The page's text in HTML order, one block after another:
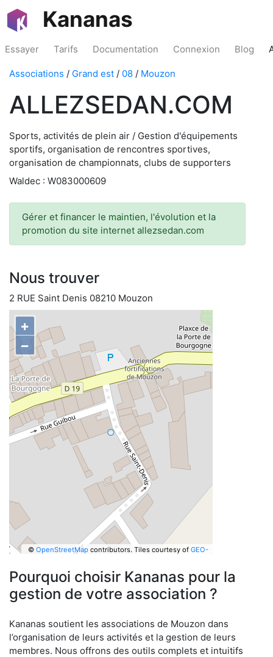
Kananas
Essayer Tarifs Documentation Connexion Blog
Associations / Grand est / 08 / Mouzon
ALLEZSEDAN.COM
Sports, activités de plein air / Gestion d'équipements
sportifs, organisation de rencontres sportives,
organisation de championnats, clubs de supporters
Waldec : W083000609
Gérer et financer le maintien, l'évolution et la
promotion du site internet allezsedan.com
Nous trouver
2 RUE Saint Denis 08210 Mouzon
+
−
© OpenStreetMapcontributors. Tiles courtesy of GEO-
Pourquoi choisir Kananas pour la
gestion de votre association ?
Kananas soutient les associations de Mouzon dans
l’organisation de leurs activités et la gestion de leurs
membres. Nous offrons des outils complets et intuitifs